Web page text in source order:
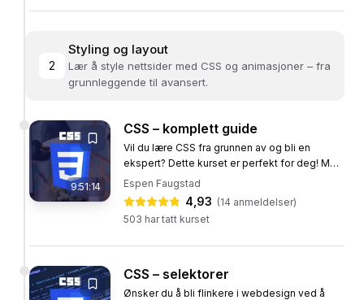
Hvem passer nettstudiet for?
Karrierebyttere som sikter mot en jobb som frontend-
utvikler
Studenter som vil bygge en utviklerportfolio for
frontend-jobber
Emner
Web og utvikling Frontend
2
Styling og layout
Lær å style nettsider med CSS og animasjoner – fra
grunnleggende til avansert.
9:51:14
CSS – komplett guide
Vil du lære CSS fra grunnen av og bli en
ekspert? Dette kurset er perfekt for deg! Med
CSS: komplett vil du få en omfattende
innføring i CSS, uansett om du er...
Espen Faugstad
4,93 (14 anmeldelser)
503 har tatt kurset
CSS – selektorer
Ønsker du å bli flinkere i webdesign ved å